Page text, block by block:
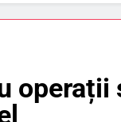
operații